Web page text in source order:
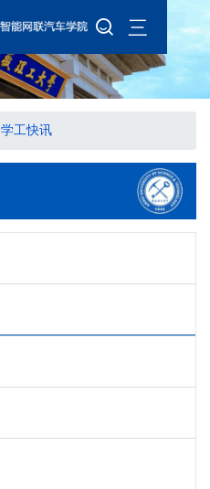
三
学工快讯